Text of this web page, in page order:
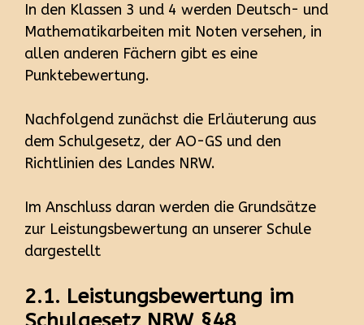
In den Klassen 3 und 4 werden Deutsch- und
Mathematikarbeiten mit Noten versehen, in
allen anderen Fächern gibt es eine
Punktebewertung.
Nachfolgend zunächst die Erläuterung aus
dem Schulgesetz, der AO-GS und den
Richtlinien des Landes NRW.
Im Anschluss daran werden die Grundsätze
zur Leistungsbewertung an unserer Schule
dargestellt
2.1. Leistungsbewertung im